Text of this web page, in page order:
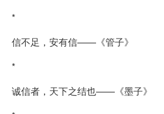
*
信不足，安有信——《管子》
*
诚信者，天下之结也——《墨子》